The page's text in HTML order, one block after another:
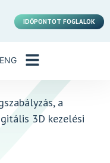
IDŐPONTOT FOGLALOK
ENG
a
3D kezelési